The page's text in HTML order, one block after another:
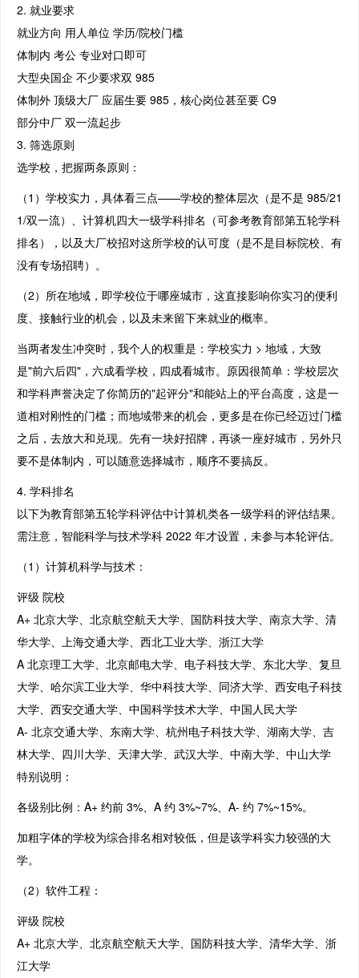
2. 就业要求
就业方向 用人单位 学历/院校门槛
体制内 考公 专业对口即可
大型央国企 不少要求双 985
体制外 顶级大厂 应届生要 985，核心岗位甚至要 C9
部分中厂 双一流起步
3. 筛选原则
选学校，把握两条原则：
（1）学校实力，具体看三点——学校的整体层次（是不是 985/21
1/双一流）、计算机四大一级学科排名（可参考教育部第五轮学科
排名），以及大厂校招对这所学校的认可度（是不是目标院校、有
没有专场招聘）。
（2）所在地域，即学校位于哪座城市，这直接影响你实习的便利
度、接触行业的机会，以及未来留下来就业的概率。
当两者发生冲突时，我个人的权重是：学校实力 > 地域，大致
是"前六后四"，六成看学校，四成看城市。原因很简单：学校层次
和学科声誉决定了你简历的"起评分"和能站上的平台高度，这是一
道相对刚性的门槛；而地域带来的机会，更多是在你已经迈过门槛
之后，去放大和兑现。先有一块好招牌，再谈一座好城市，另外只
要不是体制内，可以随意选择城市，顺序不要搞反。
4. 学科排名
以下为教育部第五轮学科评估中计算机类各一级学科的评估结果。
需注意，智能科学与技术学科 2022 年才设置，未参与本轮评估。
（1）计算机科学与技术：
评级 院校
A+ 北京大学、北京航空航天大学、国防科技大学、南京大学、清
华大学、上海交通大学、西北工业大学、浙江大学
A 北京理工大学、北京邮电大学、电子科技大学、东北大学、复旦
大学、哈尔滨工业大学、华中科技大学、同济大学、西安电子科技
大学、西安交通大学、中国科学技术大学、中国人民大学
A- 北京交通大学、东南大学、杭州电子科技大学、湖南大学、吉
林大学、四川大学、天津大学、武汉大学、中南大学、中山大学
特别说明：
各级别比例：A+ 约前 3%、A 约 3%~7%、A- 约 7%~15%。
加粗字体的学校为综合排名相对较低，但是该学科实力较强的大
学。
（2）软件工程：
评级 院校
A+ 北京大学、北京航空航天大学、国防科技大学、清华大学、浙
江大学